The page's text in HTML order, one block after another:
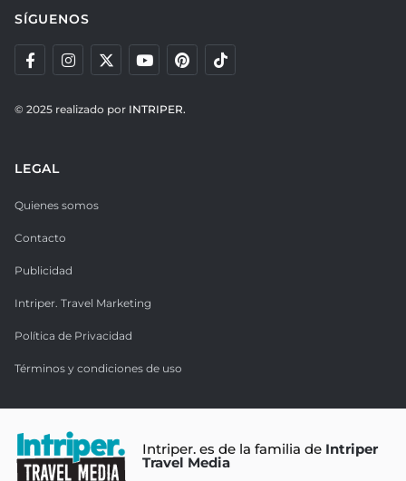
SÍGUENOS
© 2025 realizado por INTRIPER.
LEGAL
Quienes somos
Contacto
Publicidad
Intriper. Travel Marketing
Política de Privacidad
Términos y condiciones de uso
Intriper. es de la familia de Intriper
Travel Media